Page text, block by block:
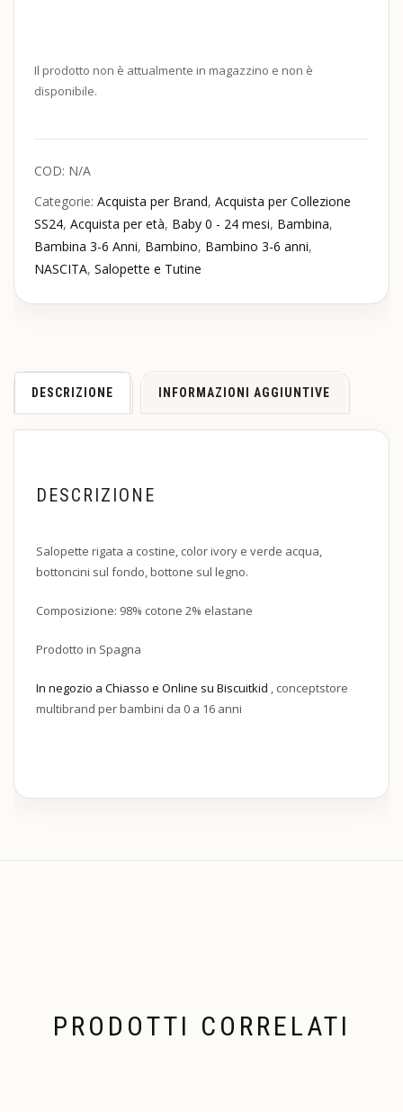
Il prodotto non è attualmente in magazzino e non è
disponibile.
COD: N/A
Categorie: Acquista per Brand, Acquista per Collezione
SS24, Acquista per età, Baby 0 - 24 mesi, Bambina,
Bambina 3-6 Anni, Bambino, Bambino 3-6 anni,
NASCITA, Salopette e Tutine
DESCRIZIONE INFORMAZIONI AGGIUNTIVE
DESCRIZIONE
Salopette rigata a costine, color ivory e verde acqua,
bottoncini sul fondo, bottone sul legno.
Composizione: 98% cotone 2% elastane
Prodotto in Spagna
In negozio a Chiasso e Online su Biscuitkid , conceptstore
multibrand per bambini da 0 a 16 anni
PRODOTTI CORRELATI